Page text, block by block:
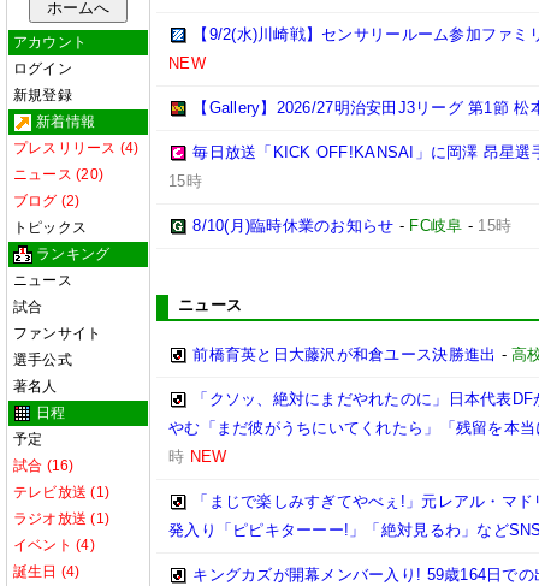
アカウント
ログイン
新規登録
新着情報
プレスリリース (4)
ニュース (20)
ブログ (2)
トピックス
ランキング
ニュース
試合
ファンサイト
選手公式
著名人
日程
予定
試合 (16)
テレビ放送 (1)
ラジオ放送 (1)
イベント (4)
誕生日 (4)
【9/2(水)川崎戦】センサリールーム参加ファミ
NEW
【Gallery】2026/27明治安田J3リーグ 第1節 松
毎日放送「KICK OFF!KANSAI」に岡澤 昂星選
15時
8/10(月)臨時休業のお知らせ - FC岐阜 - 15時
ニュース
前橋育英と日大藤沢が和倉ユース決勝進出 -高
「クソッ、絶対にまだやれたのに」日本代表
やむ「まだ彼がうちにいてくれたら」「残留を本
時 NEW
「まじで楽しみすぎてやべぇ!」元レアル・マ
発入り「ピピキターーー!」「絶対見るわ」など
キングカズが開幕メンバー入り! 59歳164日で